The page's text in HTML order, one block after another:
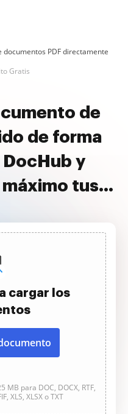
PDF directamente
Gratis
de
de forma
y
tus
cargar los
MB para DOC, DOCX, RTF,
XLS, XLSX o TXT